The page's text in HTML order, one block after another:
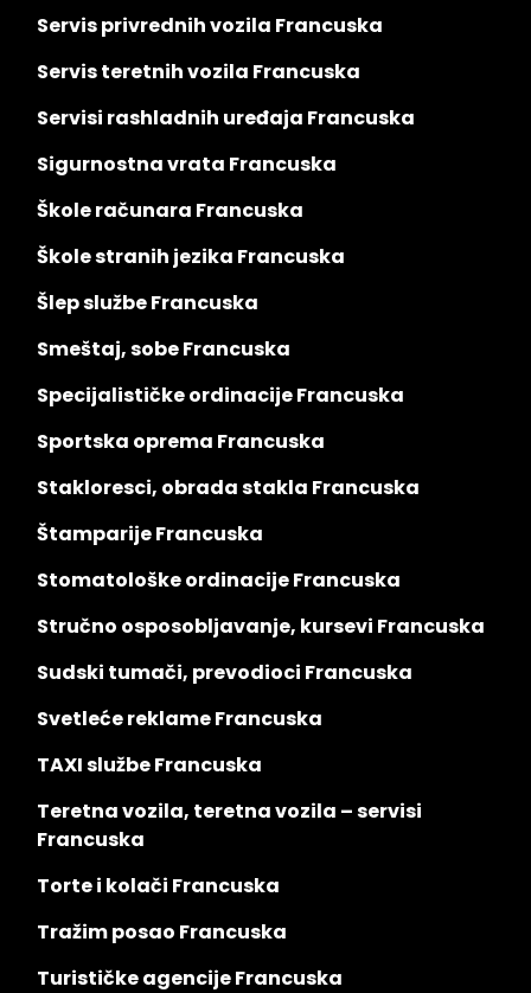
Servis privrednih vozila Francuska
Servis teretnih vozila Francuska
Servisi rashladnih uređaja Francuska
Sigurnostna vrata Francuska
Škole računara Francuska
Škole stranih jezika Francuska
Šlep službe Francuska
Smeštaj, sobe Francuska
Specijalističke ordinacije Francuska
Sportska oprema Francuska
Stakloresci, obrada stakla Francuska
Štamparije Francuska
Stomatološke ordinacije Francuska
Stručno osposobljavanje, kursevi Francuska
Sudski tumači, prevodioci Francuska
Svetleće reklame Francuska
TAXI službe Francuska
Teretna vozila, teretna vozila – servisi
Francuska
Torte i kolači Francuska
Tražim posao Francuska
Turističke agencije Francuska